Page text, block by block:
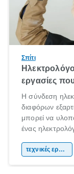
Σπίτι
εργασίες
Η σύνδεση
διαφόρων
μπορεί να
ένας
περίπλοκα και
τεχνικές εργασίες